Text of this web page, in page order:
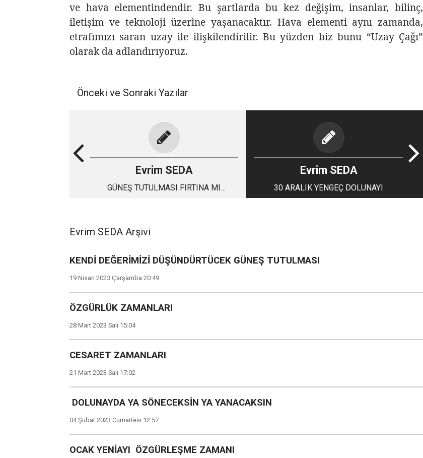
ve hava elementindendir. Bu şartlarda bu kez değişim, insanlar, bilinç,
iletişim ve teknoloji üzerine yaşanacaktır. Hava elementi aynı zamanda,
etrafımızı saran uzay ile ilişkilendirilir. Bu yüzden biz bunu “Uzay Çağı”
olarak da adlandırıyoruz.
Önceki ve Sonraki Yazılar
Evrim SEDA
GÜNEŞ TUTULMASI FIRTINA MI
Evrim SEDA
30 ARALIK YENGEÇ DOLUNAYI
Evrim SEDA Arşivi
KENDİ DEĞERİMİZİ DÜŞÜNDÜRTÜCEK GÜNEŞ TUTULMASI
19 Nisan 2023 Çarşamba 20:49
ÖZGÜRLÜK ZAMANLARI
28 Mart 2023 Salı 15:04
CESARET ZAMANLARI
21 Mart 2023 Salı 17:02
DOLUNAYDA YA SÖNECEKSİN YA YANACAKSIN
04 Şubat 2023 Cumartesi 12:57
OCAK YENİAYI ÖZGÜRLEŞME ZAMANI